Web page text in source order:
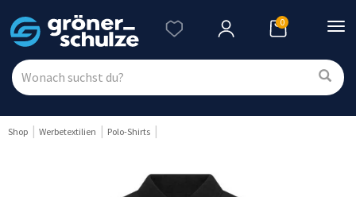
0
Shop Werbetextilien Polo-Shirts